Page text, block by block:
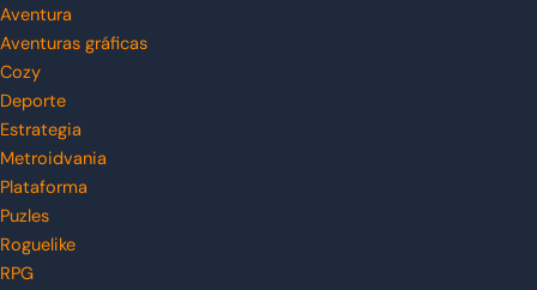
Aventura
Aventuras gráficas
Cozy
Deporte
Estrategia
Metroidvania
Plataforma
Puzles
Roguelike
RPG